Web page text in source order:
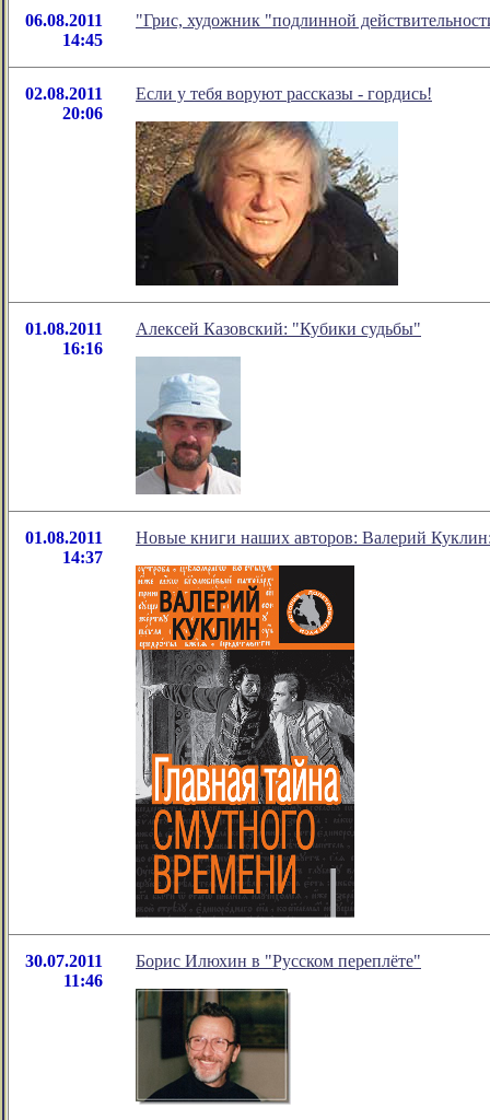
06.08.2011
14:45
"Грис, художник "подлинной
02.08.2011
20:06
Если у тебя воруют рассказы - гордись!
01.08.2011
16:16
Алексей Казовский: "Кубики судьбы"
01.08.2011
14:37
Новые книги наших авторов: Валерий
30.07.2011
11:46
Борис Илюхин в "Русском переплёте"